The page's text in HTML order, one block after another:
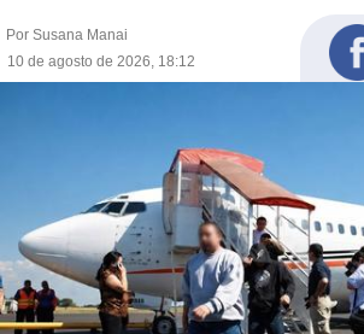
Por Susana Manai
10 de agosto de 2026, 18:12